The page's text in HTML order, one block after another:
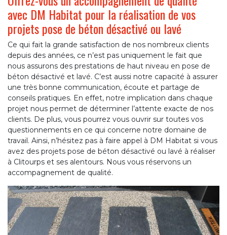
avec DM Habitat pour la réalisation de vos
projets pose de béton désactivé ou lavé
Ce qui fait la grande satisfaction de nos nombreux clients
depuis des années, ce n’est pas uniquement le fait que
nous assurons des prestations de haut niveau en pose de
béton désactivé et lavé. C’est aussi notre capacité à assurer
une très bonne communication, écoute et partage de
conseils pratiques. En effet, notre implication dans chaque
projet nous permet de déterminer l’attente exacte de nos
clients. De plus, vous pourrez vous ouvrir sur toutes vos
questionnements en ce qui concerne notre domaine de
travail. Ainsi, n’hésitez pas à faire appel à DM Habitat si vous
avez des projets pose de béton désactivé ou lavé à réaliser
à Clitourps et ses alentours. Nous vous réservons un
accompagnement de qualité.